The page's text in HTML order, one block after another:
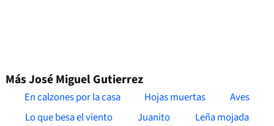
Más José Miguel Gutierrez
En calzones por la casa Hojas muertas
Aves
Lo que besa el viento
Juanito Leña mojada